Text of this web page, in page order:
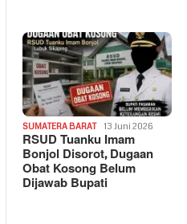
SUMATERA BARAT 13 Juni 2026
RSUD Tuanku Imam
Bonjol Disorot, Dugaan
Obat Kosong Belum
Dijawab Bupati